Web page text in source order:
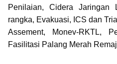
Penilaian, Cidera Jaringan
rangka, Evakuasi, ICS dan
Assement, Monev-RKTL,
Fasilitasi Palang Merah